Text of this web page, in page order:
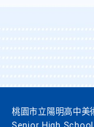
桃園市立陽明高中